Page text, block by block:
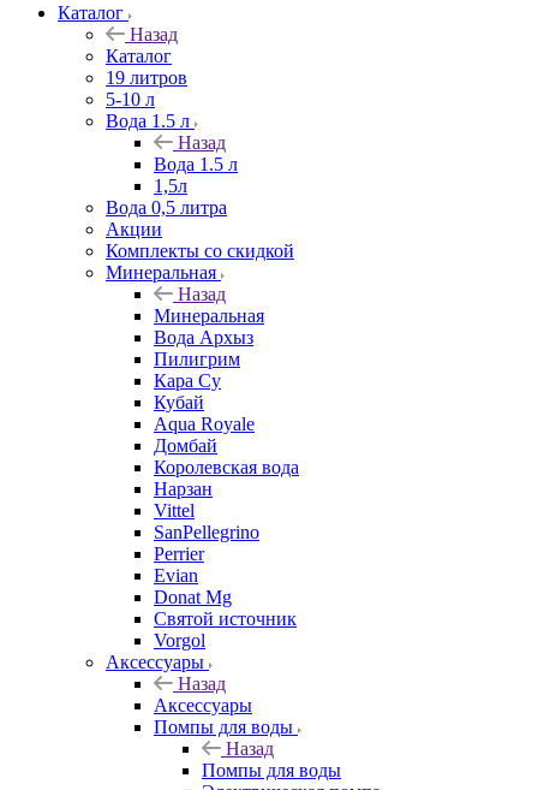
Каталог
Назад
Каталог
19 литров
5-10 л
Вода 1.5 л
Назад
Вода 1.5 л
1,5л
Вода 0,5 литра
Акции
Комплекты со скидкой
Минеральная
Назад
Минеральная
Вода Архыз
Пилигрим
Кара Су
Кубай
Aqua Royale
Домбай
Королевская вода
Нарзан
Vittel
SanPellegrino
Perrier
Evian
Donat Mg
Святой источник
Vorgol
Аксессуары
Назад
Аксессуары
Помпы для воды
Назад
Помпы для воды